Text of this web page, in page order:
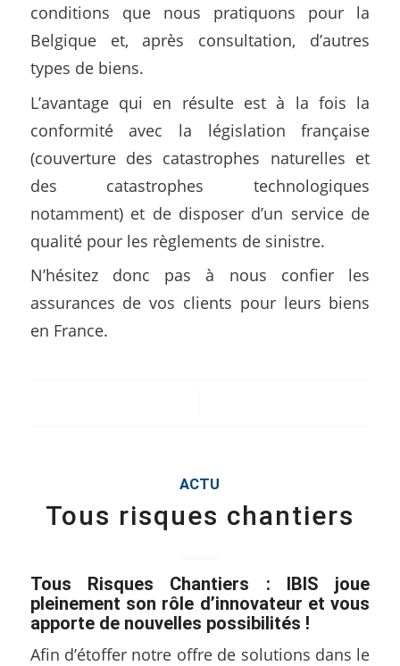
conditions que nous pratiquons pour la
Belgique et, après consultation, d’autres
types de biens.
L’avantage qui en résulte est à la fois la
conformité avec la législation française
(couverture des catastrophes naturelles et
des catastrophes technologiques
notamment) et de disposer d’un service de
qualité pour les règlements de sinistre.
N’hésitez donc pas à nous confier les
assurances de vos clients pour leurs biens
en France.
ACTU
Tous risques chantiers
Tous Risques Chantiers : IBIS joue
pleinement son rôle d’innovateur et vous
apporte de nouvelles possibilités !
Afin d’étoffer notre offre de solutions dans le